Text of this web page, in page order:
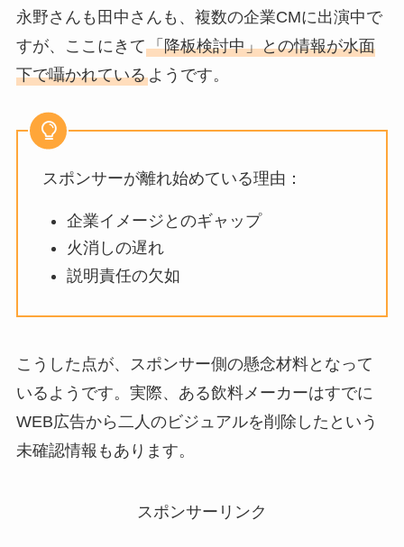
永野さんも田中さんも、複数の企業CMに出演中で
すが、ここにきて「降板検討中」との情報が水面
下で囁かれているようです。
スポンサーが離れ始めている理由：
企業イメージとのギャップ
火消しの遅れ
説明責任の欠如
こうした点が、スポンサー側の懸念材料となって
いるようです。実際、ある飲料メーカーはすでに
WEB広告から二人のビジュアルを削除したという
未確認情報もあります。
スポンサーリンク